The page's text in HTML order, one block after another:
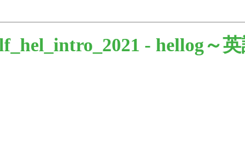
- hellog～